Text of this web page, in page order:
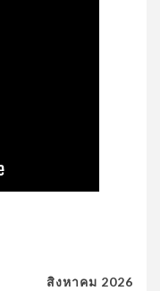
สิงหาคม 2026